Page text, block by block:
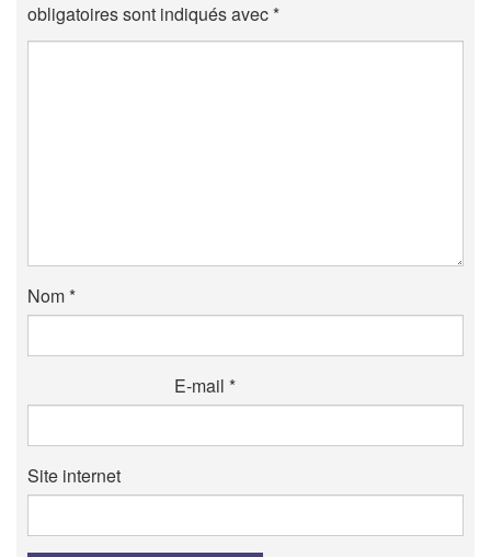
obligatoires sont indiqués avec*
Nom*
E-mail *
Site internet